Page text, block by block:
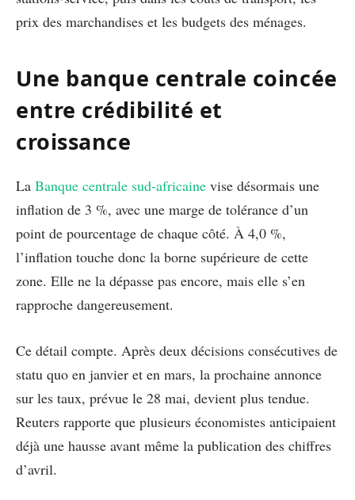
prix des marchandises et les budgets des ménages.
Une banque centrale coincée
entre crédibilité et
croissance
La Banque centrale sud-africaine vise désormais une
inflation de 3 %, avec une marge de tolérance d’un
point de pourcentage de chaque côté. À 4,0 %,
l’inflation touche donc la borne supérieure de cette
zone. Elle ne la dépasse pas encore, mais elle s’en
rapproche dangereusement.
Ce détail compte. Après deux décisions consécutives de
statu quo en janvier et en mars, la prochaine annonce
sur les taux, prévue le 28 mai, devient plus tendue.
Reuters rapporte que plusieurs économistes anticipaient
déjà une hausse avant même la publication des chiffres
d’avril.